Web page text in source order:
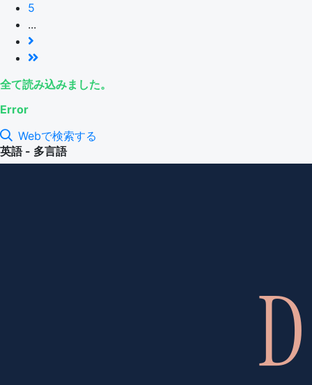
5
...
全て読み込みました。
Error
Webで検索する
英語 - 多言語